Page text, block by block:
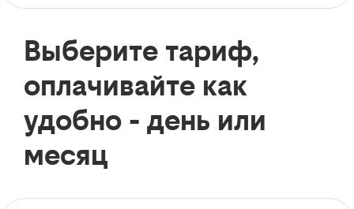
Выберите тариф,
оплачивайте как
удобно - день или
месяц